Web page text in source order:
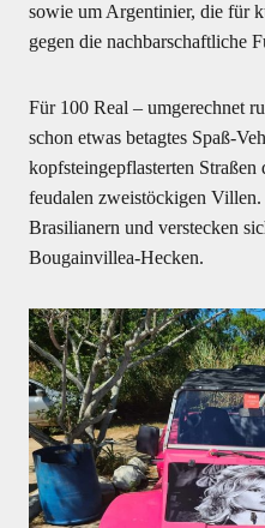
sowie um Argentinier, die für
gegen die nachbarschaftliche
Für 100 Real – umgerechnet
schon etwas betagtes Spaß-
kopfsteingepflasterten
feudalen zweistöckigen
Brasilianern und verstecken
Bougainvillea-Hecken.